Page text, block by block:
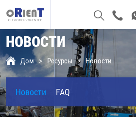
НОВОСТИ
Дом Ресурсы Новости
Новости FAQ